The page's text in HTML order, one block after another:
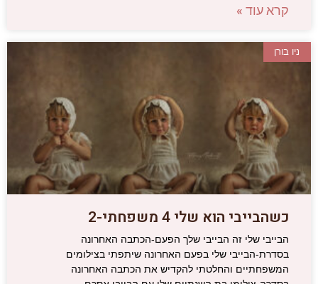
קרא עוד »
ניו בורן
כשהבייבי הוא שלי 4 משפחתי-2
הבייבי שלי זה הבייבי שלך הפעם-הכתבה האחרונה
בסדרת-הבייבי שלי בפעם האחרונה שיתפתי בצילומים
המשפחתיים והחלטתי להקדיש את הכתבה האחרונה